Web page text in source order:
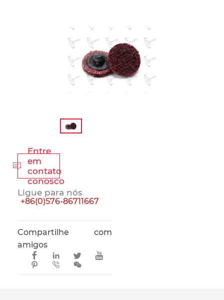

Entre
em
contato
conosco
Ligue para nós
+86(0)576-86711667
Compartilhe com
amigos
  


 